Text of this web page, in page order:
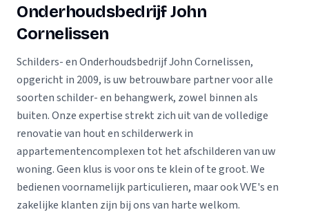
Onderhoudsbedrijf John
Cornelissen
Schilders- en Onderhoudsbedrijf John Cornelissen,
opgericht in 2009, is uw betrouwbare partner voor alle
soorten schilder- en behangwerk, zowel binnen als
buiten. Onze expertise strekt zich uit van de volledige
renovatie van hout en schilderwerk in
appartementencomplexen tot het afschilderen van uw
woning. Geen klus is voor ons te klein of te groot. We
bedienen voornamelijk particulieren, maar ook VVE's en
zakelijke klanten zijn bij ons van harte welkom.